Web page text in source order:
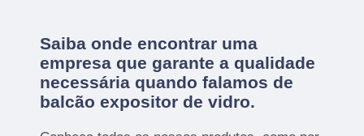
Saiba onde encontrar uma
empresa que garante a qualidade
necessária quando falamos de
balcão expositor de vidro.